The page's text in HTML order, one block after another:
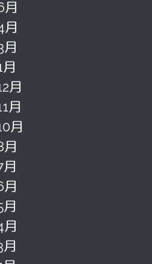
月
月
月
月
月
月
月
月
月